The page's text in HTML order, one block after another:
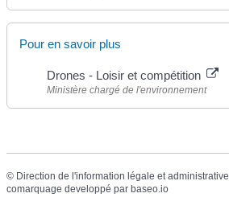
Pour en savoir plus
Drones - Loisir et compétition
Ministère chargé de l'environnement
© Direction de l'information légale et administrative
comarquage developpé par baseo.io